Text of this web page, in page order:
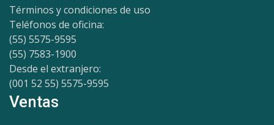
Términos y condiciones de uso
Teléfonos de oficina:
(55) 5575-9595
(55) 7583-1900
Desde el extranjero:
(001 52 55) 5575-9595
Ventas